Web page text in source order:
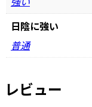
日陰に強い
普通
レビュー